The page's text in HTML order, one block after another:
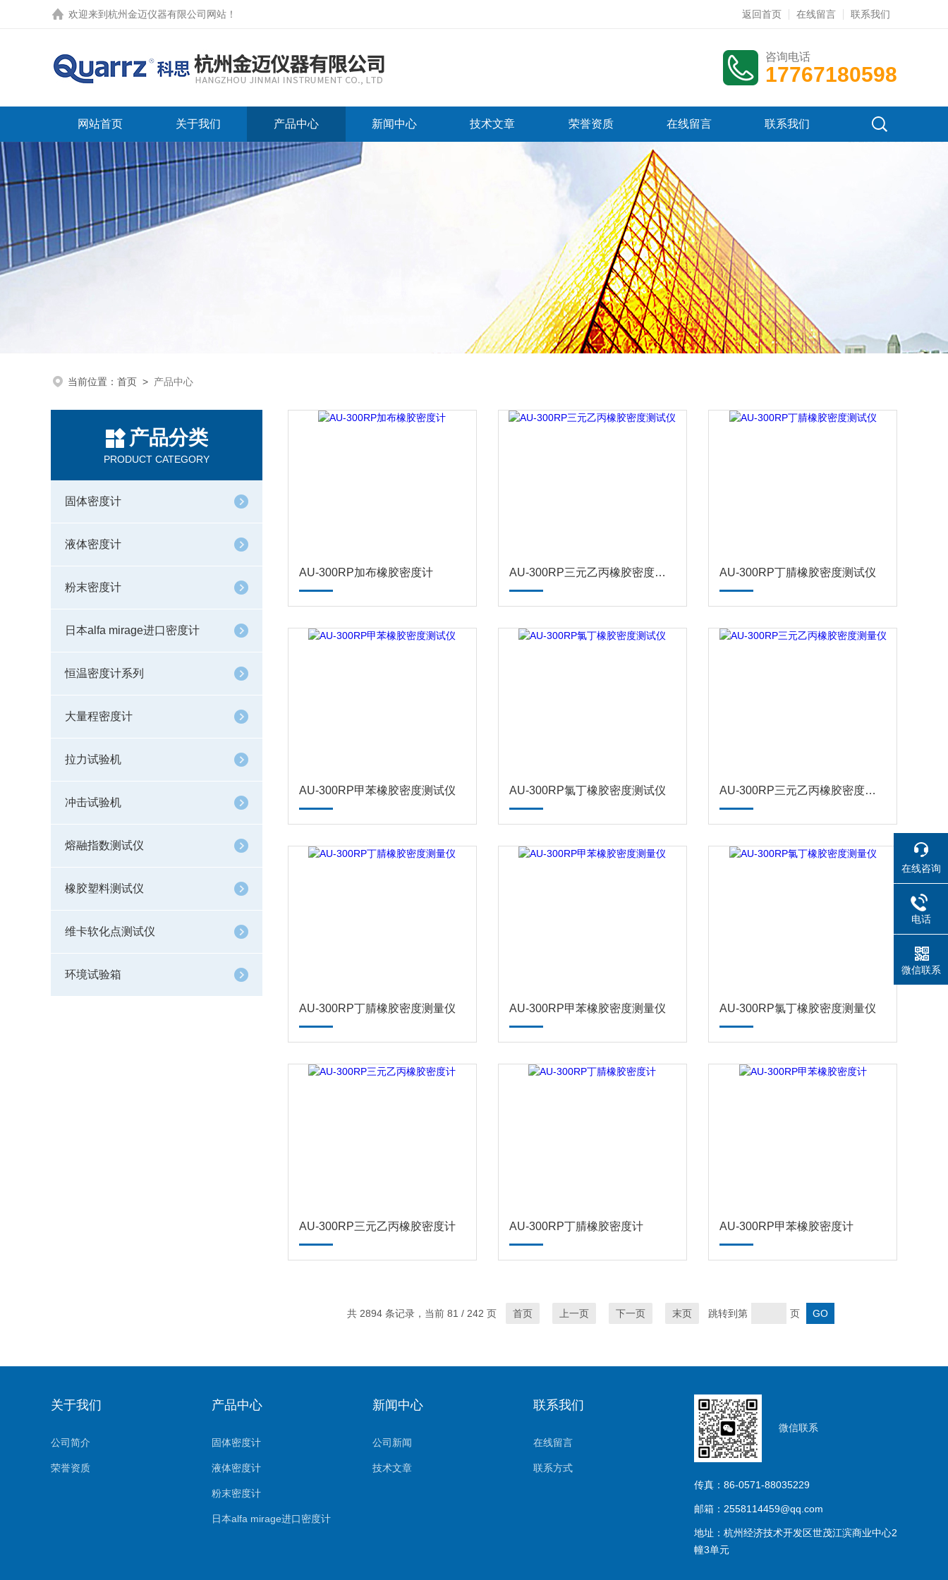
欢迎来到 杭州金迈仪器有限公司网站 ！ 返回首页 在线留言 联系我们
咨询电话
17767180598
网站首页 关于我们 产品中心 新闻中心 技术文章 荣誉资质 在线留言 联系我们
当前位置： 首页 > 产品中心
产品分类
PRODUCT CATEGORY
固体密度计
液体密度计
粉末密度计
日本alfa mirage进口密度计
恒温密度计系列
大量程密度计
拉力试验机
冲击试验机
熔融指数测试仪
橡胶塑料测试仪
维卡软化点测试仪
环境试验箱
AU-300RP加布橡胶密度计 AU-300RP三元乙丙橡胶密度测试仪 AU-300RP丁腈橡胶密度测试仪
AU-300RP甲苯橡胶密度测试仪 AU-300RP氯丁橡胶密度测试仪 AU-300RP三元乙丙橡胶密度测量仪
AU-300RP丁腈橡胶密度测量仪 AU-300RP甲苯橡胶密度测量仪 AU-300RP氯丁橡胶密度测量仪
AU-300RP三元乙丙橡胶密度计 AU-300RP丁腈橡胶密度计 AU-300RP甲苯橡胶密度计
共 2894 条记录，当前 81 / 242 页 首页 上一页 下一页 末页 跳转到第 页
关于我们
公司简介
荣誉资质
产品中心
固体密度计
液体密度计
粉末密度计
日本alfa mirage进口密度计
新闻中心
公司新闻
技术文章
联系我们
在线留言
联系方式
微信联系
传真：86-0571-88035229
邮箱：2558114459@qq.com
地址：杭州经济技术开发区世茂江滨商业中心2
幢3单元
在线咨询
电话
微信联系